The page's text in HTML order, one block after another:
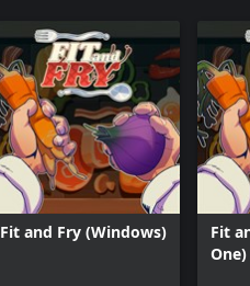
Fit and Fry (Windows)
Fit
One)